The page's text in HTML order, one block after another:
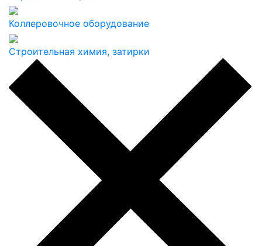
Коллеровочное оборудование
Строительная химия, затирки